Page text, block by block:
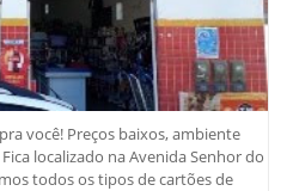
você! Preços baixos, ambiente
localizado na Avenida Senhor do
todos os tipos de cartões de